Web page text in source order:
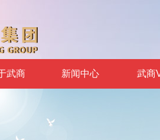
武商 新闻中心 武商